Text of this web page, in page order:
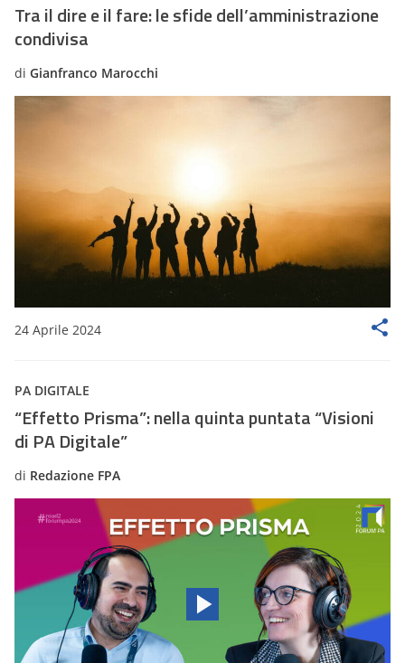
Tra il dire e il fare: le sfide dell’amministrazione
condivisa
di Gianfranco Marocchi
24 Aprile 2024
PA DIGITALE
“Effetto Prisma”: nella quinta puntata “Visioni
di PA Digitale”
di Redazione FPA